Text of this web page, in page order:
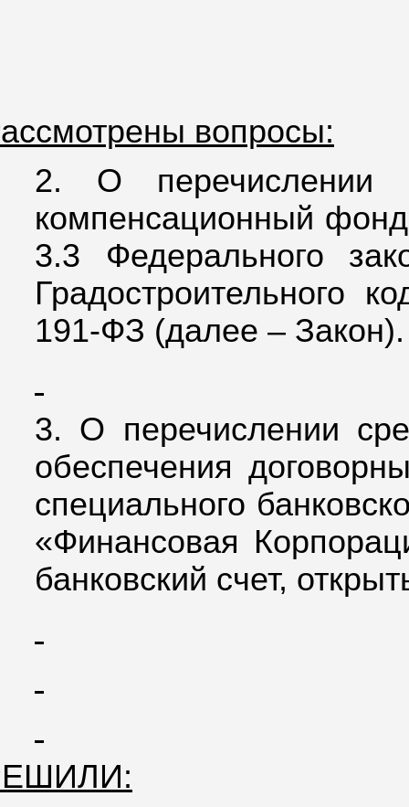
вопросы:
2.
О перечислении
компенсационный
3.3 Федерального
Градостроительного
191-ФЗ (далее – Закон).
3. О перечислении
обеспечения
специального
«Финансовая
банковский счет,